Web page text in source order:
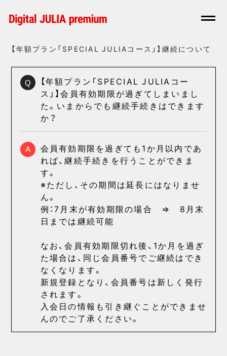
【年額プラン「SPECIAL JULIAコース」】継続について
Q
【年額プラン「SPECIAL JULIAコー
ス」】会員有効期限が過ぎてしまいまし
た。いまからでも継続手続きはできます
か？
A
会員有効期限を過ぎても1か月以内であ
れば、継続手続きを行うことができま
す。
※ただし、その期間は延長にはなりませ
ん。
例：7月末が有効期限の場合 ⇒ 8月末
日までは継続可能
なお、会員有効期限切れ後、1か月を過ぎ
た場合は、同じ会員番号でご継続はでき
なくなります。
新規登録となり、会員番号は新しく発行
されます。
入会日の情報も引き継ぐことができませ
んのでご了承ください。